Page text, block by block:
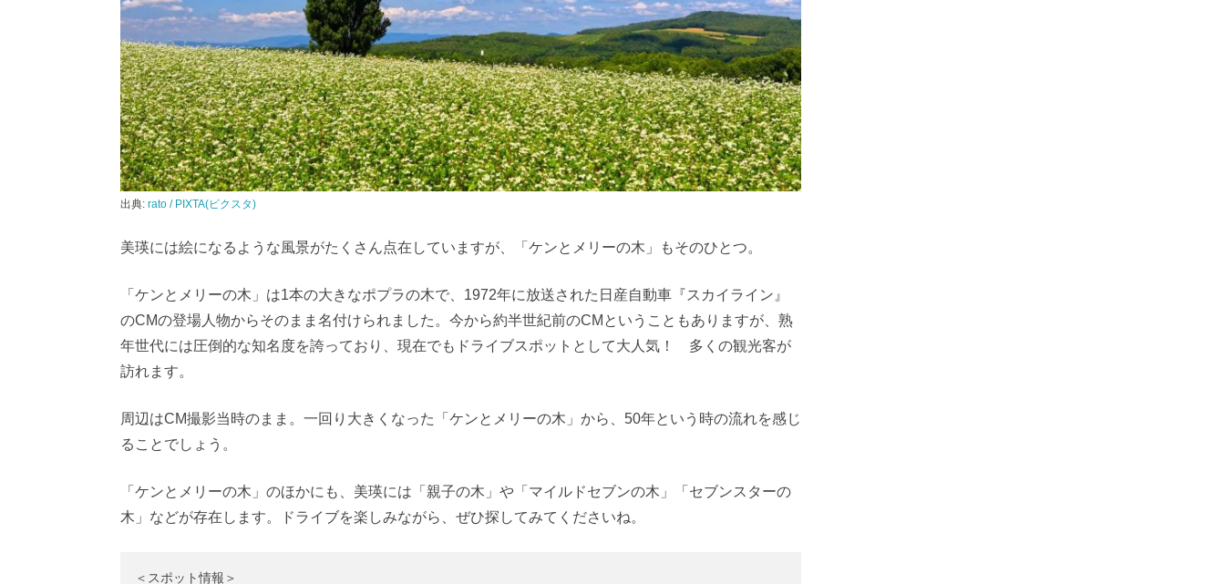
出典: rato / PIXTA(ピクスタ)
美瑛には絵になるような風景がたくさん点在していますが、「ケンとメリーの木」もそのひとつ。
「ケンとメリーの木」は1本の大きなポプラの木で、1972年に放送された日産自動車『スカイライン』
のCMの登場人物からそのまま名付けられました。今から約半世紀前のCMということもありますが、熟
年世代には圧倒的な知名度を誇っており、現在でもドライブスポットとして大人気！ 多くの観光客が
訪れます。
周辺はCM撮影当時のまま。一回り大きくなった「ケンとメリーの木」から、50年という時の流れを感じ
ることでしょう。
「ケンとメリーの木」のほかにも、美瑛には「親子の木」や「マイルドセブンの木」「セブンスターの
木」などが存在します。ドライブを楽しみながら、ぜひ探してみてくださいね。
＜スポット情報＞